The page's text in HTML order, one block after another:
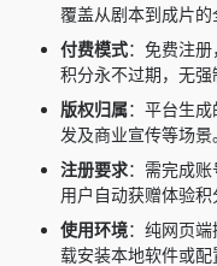
覆盖从剧本到成片的
付费模式：免费注册
积分永不过期，无强
版权归属：平台生
发及商业宣传等场景
注册要求：需完成
用户自动获赠体验积
使用环境：纯网页
载安装本地软件或配